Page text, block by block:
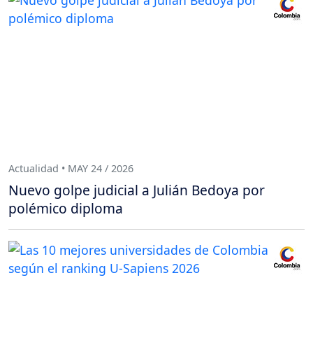
Actualidad • MAY 24 / 2026
Nuevo golpe judicial a Julián Bedoya por
polémico diploma